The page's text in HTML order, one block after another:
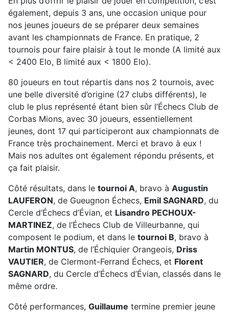
également, depuis 3 ans, une occasion unique pour
nos jeunes joueurs de se préparer deux semaines
avant les championnats de France. En pratique, 2
tournois pour faire plaisir à tout le monde (A limité aux
< 2400 Elo, B limité aux < 1800 Elo).
80 joueurs en tout répartis dans nos 2 tournois, avec
une belle diversité d’origine (27 clubs différents), le
club le plus représenté étant bien sûr l’Échecs Club de
Corbas Mions, avec 30 joueurs, essentiellement
jeunes, dont 17 qui participeront aux championnats de
France très prochainement. Merci et bravo à eux !
Mais nos adultes ont également répondu présents, et
ça fait plaisir.
Côté résultats, dans le tournoi A, bravo à Augustin
LAUFERON, de Gueugnon Échecs, Emil SAGNARD, du
Cercle d’Échecs d’Évian, et Lisandro PECHOUX-
MARTINEZ, de l’Échecs Club de Villeurbanne, qui
composent le podium, et dans le tournoi B, bravo à
Martin MONTUS, de l’Échiquier Orangeois, Driss
VAUTIER, de Clermont-Ferrand Échecs, et Florent
SAGNARD, du Cercle d’Échecs d’Évian, classés dans le
même ordre.
Côté performances, Guillaume termine premier jeune